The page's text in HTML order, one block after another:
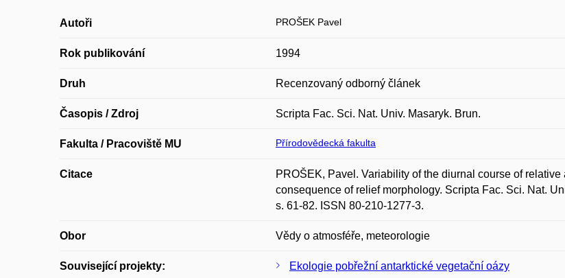
Autoři PROŠEK Pavel
Rok publikování 1994
Druh Recenzovaný odborný článek
Časopis / Zdroj Scripta Fac. Sci. Nat. Univ. Masaryk. Brun.
Fakulta / Pracoviště MU Přírodovědecká fakulta
Citace
PROŠEK, Pavel. Variability of the diurnal course of
consequence of relief morphology. Scripta Fac. Sci. Nat.
s. 61-82. ISSN 80-210-1277-3.
Obor Vědy o atmosféře, meteorologie
Související projekty: Ekologie pobřežní antarktické vegetační oázy